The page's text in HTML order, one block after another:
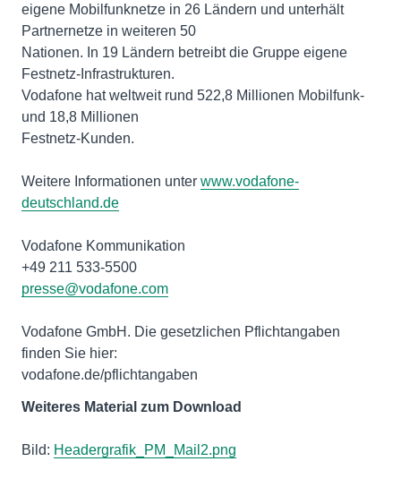
eigene Mobilfunknetze in 26 Ländern und unterhält
Partnernetze in weiteren 50
Nationen. In 19 Ländern betreibt die Gruppe eigene
Festnetz-Infrastrukturen.
Vodafone hat weltweit rund 522,8 Millionen Mobilfunk-
und 18,8 Millionen
Festnetz-Kunden.
Weitere Informationen unter www.vodafone-
deutschland.de
Vodafone Kommunikation
presse@vodafone.com
Vodafone GmbH. Die gesetzlichen Pflichtangaben
finden Sie hier:
vodafone.de/pflichtangaben
Weiteres Material zum Download
Bild: Headergrafik_PM_Mail2.png